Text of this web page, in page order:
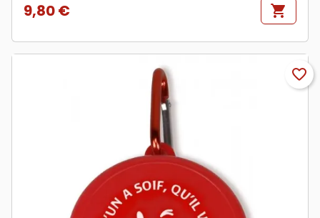
Prix
9,80 € shopping_cart
favorite_border